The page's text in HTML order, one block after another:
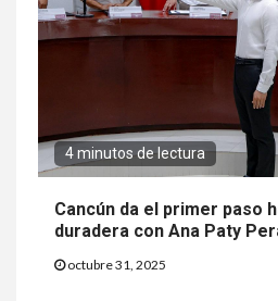
4 minutos de lectura
Cancún da el primer paso
duradera con Ana Paty
octubre 31, 2025